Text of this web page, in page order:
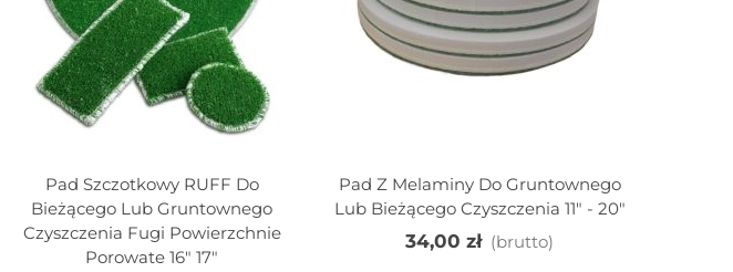
Dodaj Do Koszyka
Pad Szczotkowy RUFF Do
Bieżącego Lub Gruntownego
Czyszczenia Fugi Powierzchnie
Porowate 16" 17"
Dodaj Do Koszyka
Pad Z Melaminy Do Gruntownego
Lub Bieżącego Czyszczenia 11" - 20"
34,00 zł (brutto)